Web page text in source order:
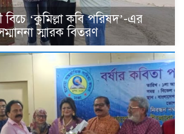
বিচে ‘কুমিল্লা কবি পরিষদ’-এর
স্মারক বিতরণ